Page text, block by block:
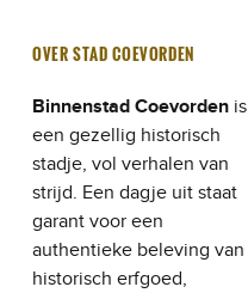
OVER STAD COEVORDEN
Binnenstad Coevordenis
een gezellig historisch
stadje, vol verhalen van
strijd. Een dagje uit staat
garant voor een
authentieke beleving van
historisch erfgoed,